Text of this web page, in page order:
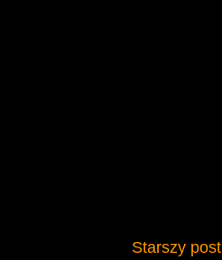
Starszy post